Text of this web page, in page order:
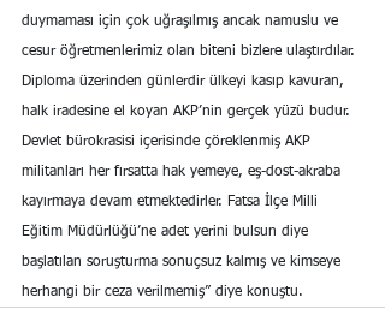
duymaması için çok uğraşılmış ancak namuslu ve
cesur öğretmenlerimiz olan biteni bizlere ulaştırdılar.
Diploma üzerinden günlerdir ülkeyi kasıp kavuran,
halk iradesine el koyan AKP’nin gerçek yüzü budur.
Devlet bürokrasisi içerisinde çöreklenmiş AKP
militanları her fırsatta hak yemeye, eş-dost-akraba
kayırmaya devam etmektedirler. Fatsa İlçe Milli
Eğitim Müdürlüğü’ne adet yerini bulsun diye
başlatılan soruşturma sonuçsuz kalmış ve kimseye
herhangi bir ceza verilmemiş” diye konuştu.